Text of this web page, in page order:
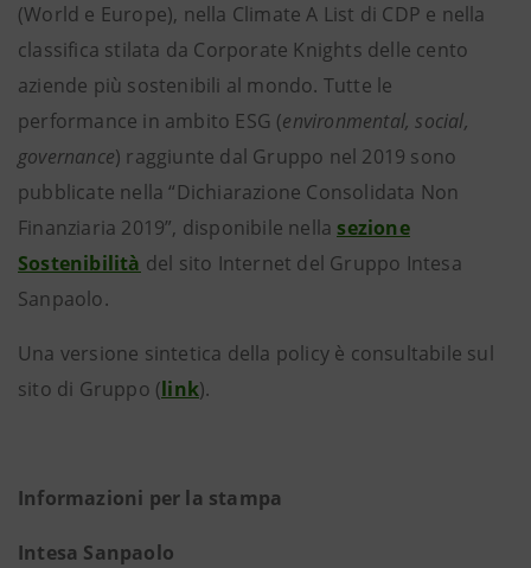
(World e Europe), nella Climate A List di CDP e nella
classifica stilata da Corporate Knights delle cento
aziende più sostenibili al mondo. Tutte le
performance in ambito ESG (environmental, social,
governance) raggiunte dal Gruppo nel 2019 sono
pubblicate nella “Dichiarazione Consolidata Non
Finanziaria 2019”, disponibile nella sezione
Sostenibilità del sito Internet del Gruppo Intesa
Sanpaolo.
Una versione sintetica della policy è consultabile sul
sito di Gruppo (link).
Informazioni per la stampa
Intesa Sanpaolo